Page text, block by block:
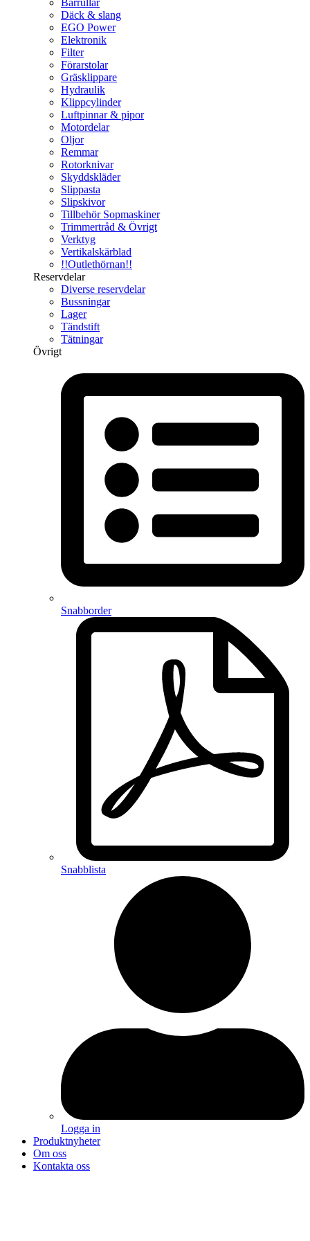
Bärrullar
Däck & slang
EGO Power
Elektronik
Filter
Förarstolar
Gräsklippare
Hydraulik
Klippcylinder
Luftpinnar & pipor
Motordelar
Oljor
Remmar
Rotorknivar
Skyddskläder
Slippasta
Slipskivor
Tillbehör Sopmaskiner
Trimmertråd & Övrigt
Verktyg
Vertikalskärblad
!!Outlethörnan!!
Reservdelar
Diverse reservdelar
Bussningar
Lager
Tändstift
Tätningar
Övrigt
Snabborder
Snabblista
Logga in
Produktnyheter
Om oss
Kontakta oss